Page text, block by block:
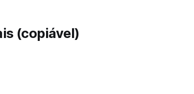
(copiável)